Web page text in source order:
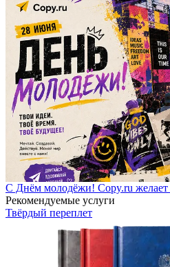
С Днём молодёжи! Copy.ru желает
Рекомендуемые услуги
Твёрдый переплет